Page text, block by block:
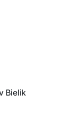
Bielik